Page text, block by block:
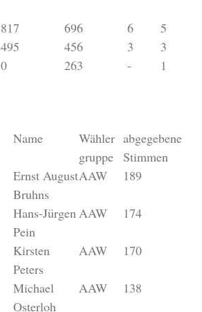
817 696 6
5
495 456 3
3
0 263 - 1
Name
Wähler
gruppe
abgegebene
Stimmen
Ernst August
Bruhns
AAW 189
Hans-Jürgen
Pein
AAW 174
Kirsten
Peters
AAW 170
Michael
Osterloh
AAW 138